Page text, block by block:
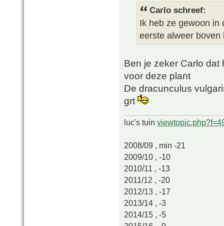
Carlo schreef:
Ik heb ze gewoon in
eerste alweer boven
Ben je zeker Carlo dat
voor deze plant
De dracunculus
grt
luc's tuin
2008/09 , min -21
2009/10 , -10
2010/11 , -13
2011/12 , -20
2012/13 , -17
2013/14 , -3
2014/15 , -5